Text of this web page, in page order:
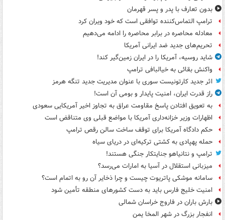
بدون تعارف با پدر و پسر قهرمان
ترامپ التماس‌کننده توافقی است که خود ویران کرد
معادله محاصره در برابر محاصره را ادامه می‌دهیم
تحریم‌های جدید ضد ایرانی آمریکا
شاید روسیه، آمریکا را در ایران زمین‌گیر کند!
واکنش بقائی به خیالبافی ترامپ
اثر جدید کارتونیست سوری با عنوان مدیریت جدید تنگه هرمز
راز قدرت ایران، امنیت پایدار و بومی آن است!
به تعویق افتادن پاسخ مقاومت عراق به تجاوز اخیر آمریکایی سعودی
اظهارات وزیر خزانه‌داری آمریکا با مواضع قبلی وی متناقض است
حکم دادگاه آمریکا برای توقف ساخت سالن رقص ترامپ
حمله پهپادی به کشتی ترکیه‌ای در دریای سیاه
ترامپ و نتانیاهو جنایتکار جنگی هستند!
میزبانی استقلال در آسیا به امارات می‌رسد؟
سامانه موشکی پاتریوت چیست و چرا ذخایر آن رو به اتمام است؟
امنیت خلیج فارس باید به دست کشورهای منطقه تأمین شود
بارش باران در فاروج خراسان شمالی
انفجار بزرگ در شهر المخا یمن